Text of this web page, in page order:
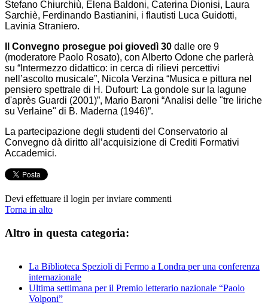
Stefano Chiurchiù, Elena Baldoni, Caterina Dionisi, Laura
Sarchiè, Ferdinando Bastianini, i flautisti Luca Guidotti,
Lavinia Straniero.
Il Convegno prosegue poi giovedì 30 dalle ore 9
(moderatore Paolo Rosato), con Alberto Odone che parlerà
su “Intermezzo didattico: in cerca di rilievi percettivi
nell’ascolto musicale”, Nicola Verzina “Musica e pittura nel
pensiero spettrale di H. Dufourt: La gondole sur la lagune
d'après Guardi (2001)”, Mario Baroni “Analisi delle "tre liriche
su Verlaine" di B. Maderna (1946)”.
La partecipazione degli studenti del Conservatorio al
Convegno dà diritto all’acquisizione di Crediti Formativi
Accademici.
Devi effettuare il login per inviare commenti
Torna in alto
Altro in questa categoria:
La Biblioteca Spezioli di Fermo a Londra per una conferenza
internazionale
Ultima settimana per il Premio letterario nazionale “Paolo
Volponi”